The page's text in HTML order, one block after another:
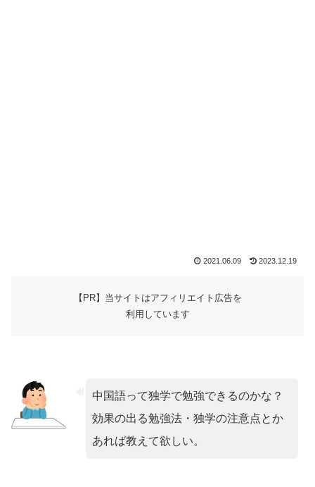
2021.06.09 2023.12.19
【PR】当サイトはアフィリエイト広告を
利用しています
中国語って独学で勉強できるのかな？
効果の出る勉強法・独学の注意点とか
あれば教えて欲しい。